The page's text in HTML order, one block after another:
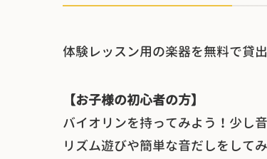
体験レッスン用の楽器を無料で貸
【お子様の初心者の方】
バイオリンを持ってみよう！少し
リズム遊びや簡単な音だしをしてみ